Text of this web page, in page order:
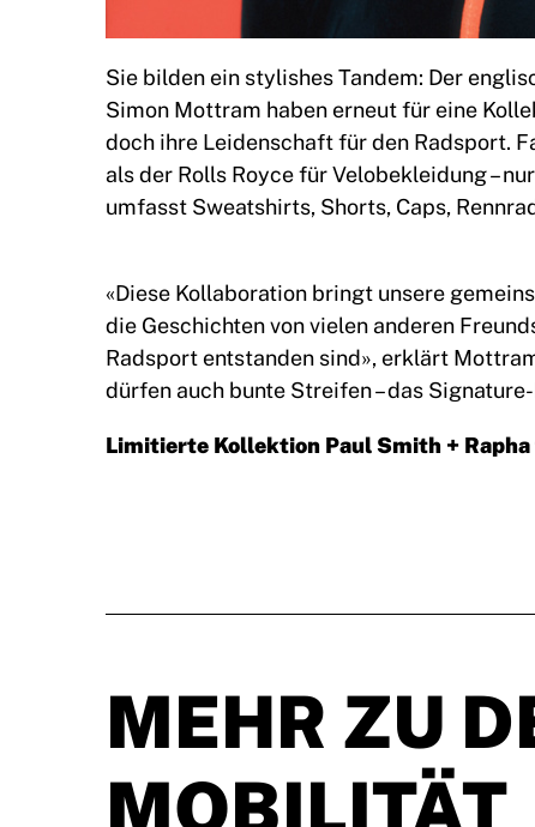
Sie bilden ein stylishes Tandem: Der
Simon Mottram haben erneut für eine
doch ihre Leidenschaft für den Radsport.
als der Rolls Royce für Velobekleidung –
umfasst Sweatshirts, Shorts, Caps,
«Diese Kollaboration bringt unsere
die Geschichten von vielen anderen
Radsport entstanden sind», erklärt
dürfen auch bunte Streifen – das
Limitierte Kollektion Paul Smith +
MEHR ZU
MOBILITÄT